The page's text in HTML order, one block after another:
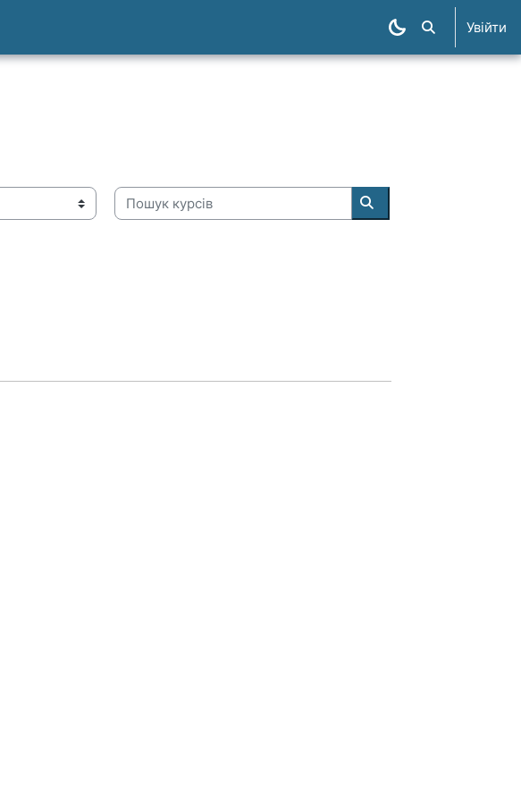
Пошук курсів
Увійти
Пошук курсів
Пошук курсів
3
3